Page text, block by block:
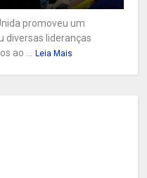
promoveu um
diversas lideranças
ao ...
Leia Mais